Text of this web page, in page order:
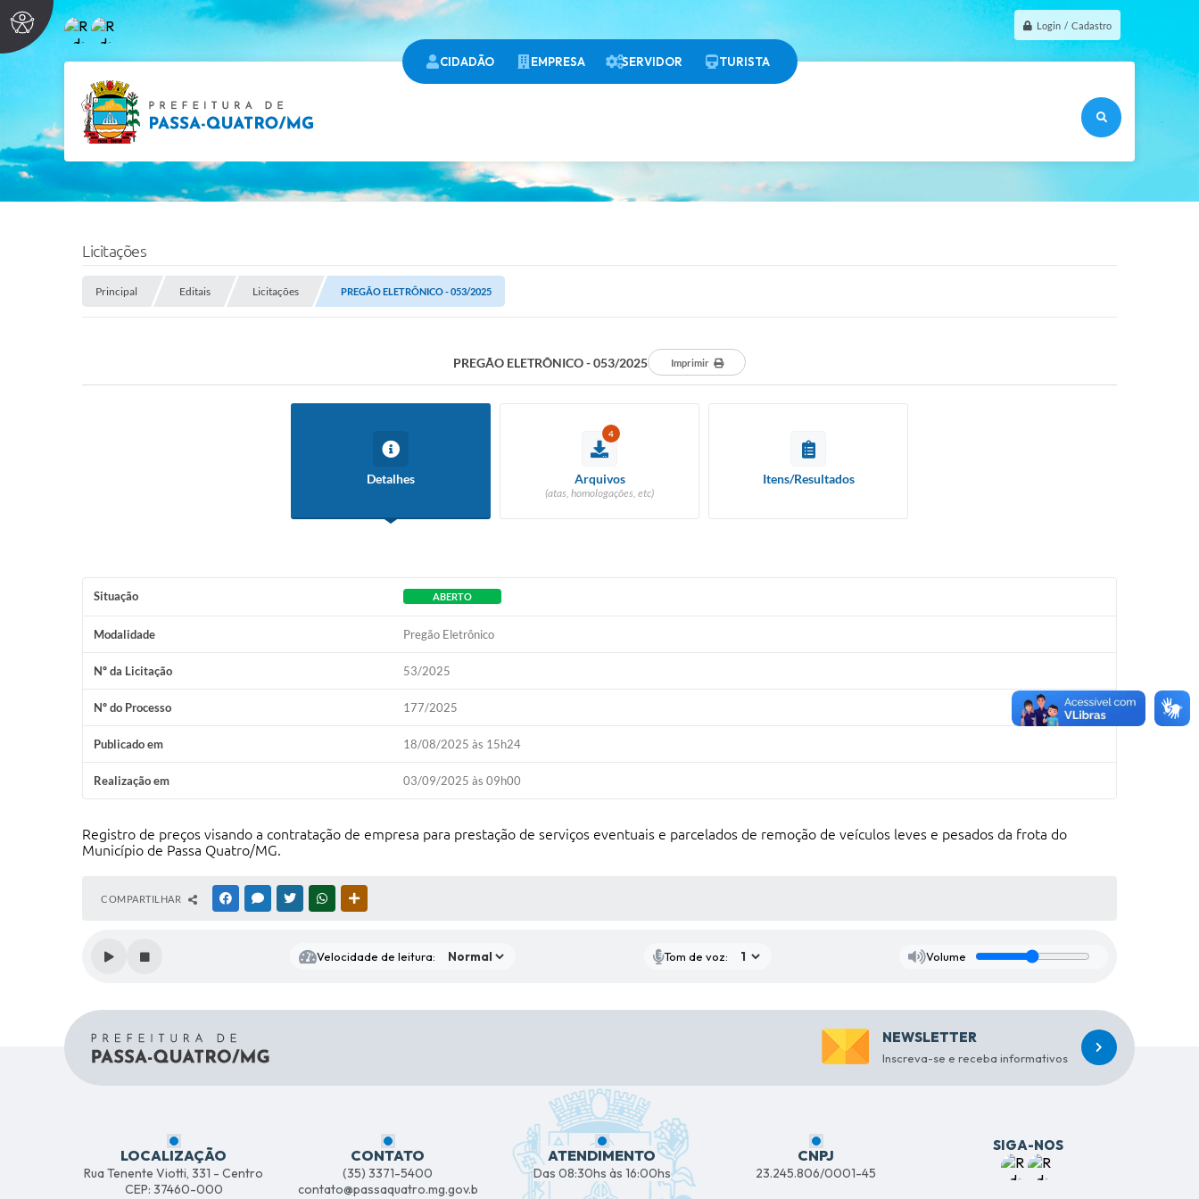
Login / Cadastro
O que voce
CIDADÃO EMPRESA SERVIDOR TURISTA
Licitações
Principal Editais Licitações PREGÃO ELETRÔNICO - 053/2025
PREGÃO ELETRÔNICO - 053/2025 Imprimir
Detalhes
4
Arquivos
(atas, homologações, etc)
Itens/Resultados
Situação ABERTO
Modalidade Pregão Eletrônico
Nº da Licitação 53/2025
Nº do Processo 177/2025
Publicado em 18/08/2025 às 15h24
Realização em 03/09/2025 às 09h00
Registro de preços visando a contratação de empresa para prestação de serviços eventuais e parcelados de remoção de veículos leves e pesados da frota do
Município de Passa Quatro/MG.
COMPARTILHAR FACEBOOKMESSENGER
TWITTERWHATSAPP
Velocidade de leitura: Tom de voz: Volume
NEWSLETTER
Inscreva-se e receba informativos
LOCALIZAÇÃO
Rua Tenente Viotti, 331 - Centro
CEP: 37460-000
CONTATO
(35) 3371-5400
contato@passaquatro.mg.gov.b
ATENDIMENTO
Das 08:30hs às 16:00hs
CNPJ
23.245.806/0001-45
SIGA-NOS